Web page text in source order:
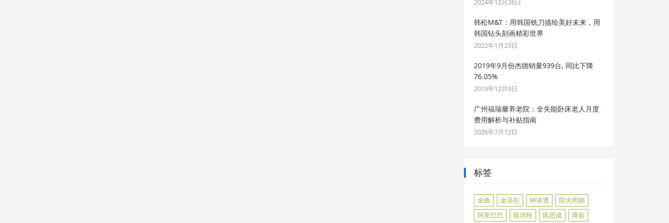
2024年12月26日
韩松M&T：用韩国铣刀描绘美好未来，用
韩国钻头刻画精彩世界
2022年1月23日
2019年9月份杰德销量939台, 同比下降
76.05%
2019年12月9日
广州福瑞馨养老院：全失能卧床老人月度
费用解析与补贴指南
2026年7月12日
标签
金曲 金语彤 钟讲透
阳光明媚
阿里巴巴
陈培秋 陈思成 降薪